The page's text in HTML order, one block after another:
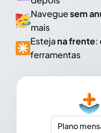
Naveguesem
mais
Esteja na frente:
ferramentas
Plano